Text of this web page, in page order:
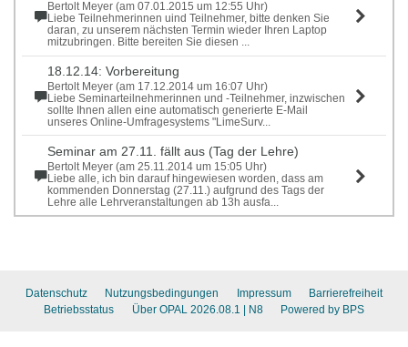
Bertolt Meyer (am 07.01.2015 um 12:55 Uhr)
Liebe Teilnehmerinnen uind Teilnehmer, bitte denken Sie
daran, zu unserem nächsten Termin wieder Ihren Laptop
mitzubringen. Bitte bereiten Sie diesen ...
18.12.14: Vorbereitung
Bertolt Meyer (am 17.12.2014 um 16:07 Uhr)
Liebe Seminarteilnehmerinnen und -Teilnehmer, inzwischen
sollte Ihnen allen eine automatisch generierte E-Mail
unseres Online-Umfragesystems "LimeSurv...
Seminar am 27.11. fällt aus (Tag der Lehre)
Bertolt Meyer (am 25.11.2014 um 15:05 Uhr)
Liebe alle, ich bin darauf hingewiesen worden, dass am
kommenden Donnerstag (27.11.) aufgrund des Tags der
Lehre alle Lehrveranstaltungen ab 13h ausfa...
Datenschutz Nutzungsbedingungen Impressum
Barrierefreiheit
Betriebsstatus
Über OPAL 2026.08.1 | N8 Powered by BPS